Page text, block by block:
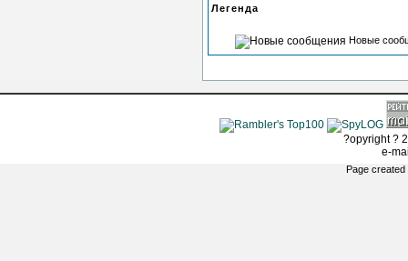
Легенда
Новые
?opyright ?
e-
Page